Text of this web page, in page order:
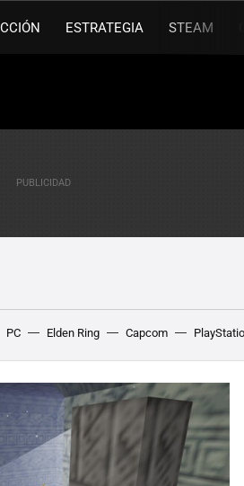
ESTRATEGIA STEAM
PC Elden Ring Capcom